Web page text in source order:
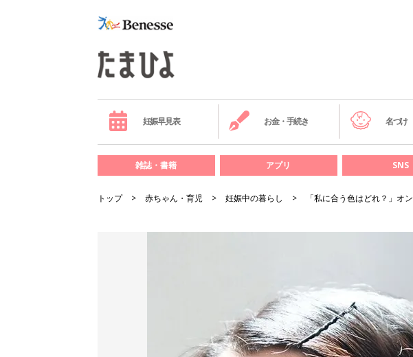
妊娠早見表 お金・手続き 名づけ
雑誌・書籍 アプリ SNS
トップ 赤ちゃん・育児 妊娠中の暮らし 「私に合う色はどれ？」オ